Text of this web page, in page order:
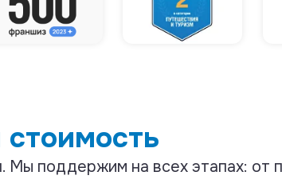
Мы поддержим на всех этапах: от